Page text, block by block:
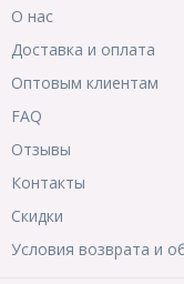
О нас
Доставка и оплата
Оптовым клиентам
FAQ
Отзывы
Контакты
Скидки
Условия возврата и